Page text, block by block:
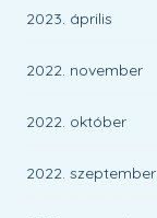
2023. április
2022. november
2022. október
2022. szeptember